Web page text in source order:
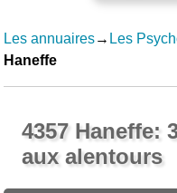
Les annuaires→ Les
Haneffe
4357 Haneffe:
aux alentours